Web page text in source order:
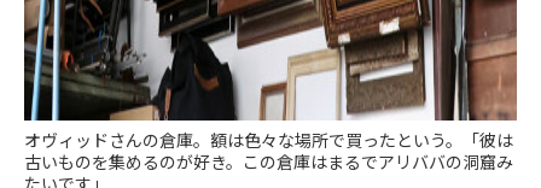
オヴィッドさんの倉庫。額は色々な場所で買ったという。「彼は
古いものを集めるのが好き。この倉庫はまるでアリババの洞窟み